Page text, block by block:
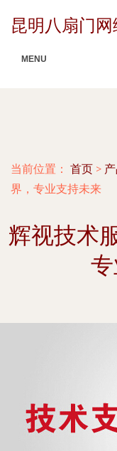
昆明八扇门
MENU
当前位置： 首页 >
界，专业支持未来
辉视技术